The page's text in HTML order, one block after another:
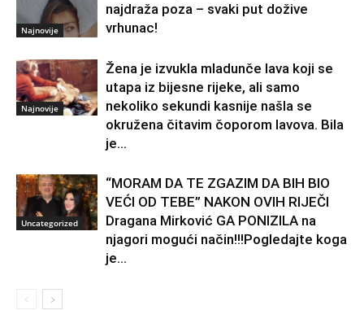
Najnovije
najdraža poza – svaki put dožive
vrhunac!
Najnovije
Žena je izvukla mladunče lava koji se
utapa iz bijesne rijeke, ali samo
nekoliko sekundi kasnije našla se
okružena čitavim čoporom lavova. Bila
je...
Uncategorized
“MORAM DA TE ZGAZIM DA BIH BIO
VEĆI OD TEBE” NAKON OVIH RIJEČI
Dragana Mirković GA PONIZILA na
njagori mogući način!!!Pogledajte koga
je...